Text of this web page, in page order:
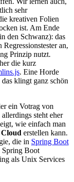
sehr
kreativen Folien
ist. Am Ende
den Schwanz): das
an,
Prinzip nutzt.
die kurz
. Eine Horde
klingt ganz schön
ein Votrag von
steht eher
wie einfach man
erstellen kann.
die in Spring Boot
Spring Boot
als Unix Services